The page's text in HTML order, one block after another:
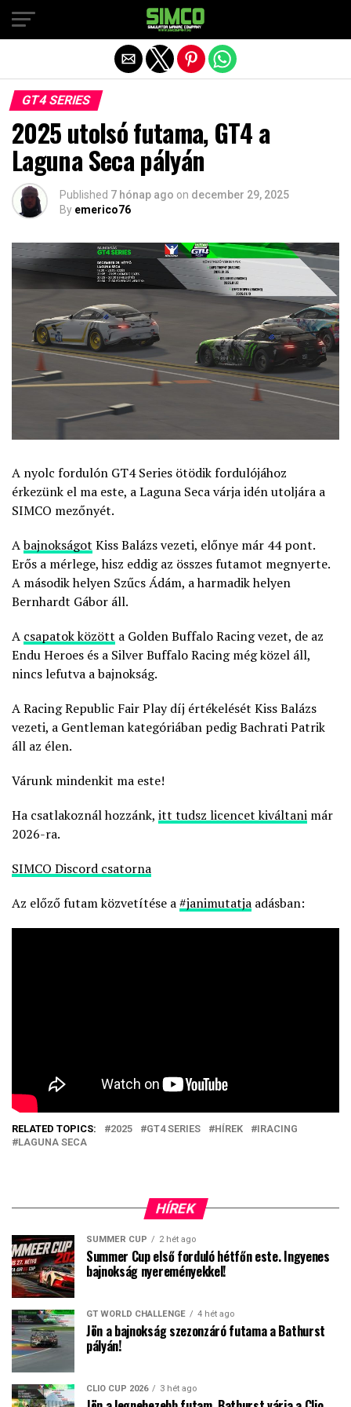
GT4 SERIES
2025 utolsó futama, GT4 a
Laguna Seca pályán
Published 7 hónap ago on december 29, 2025
By emerico76
A nyolc fordulón GT4 Series ötödik fordulójához
érkezünk el ma este, a Laguna Seca várja idén utoljára a
SIMCO mezőnyét.
Abajnokságot Kiss Balázs vezeti, előnye már 44 pont.
Erős a mérlege, hisz eddig az összes futamot megnyerte.
A második helyen Szűcs Ádám, a harmadik helyen
Bernhardt Gábor áll.
A csapatok között a Golden Buffalo Racing vezet, de az
Endu Heroes és a Silver Buffalo Racing még közel áll,
nincs lefutva a bajnokság.
A Racing Republic Fair Play díj értékelését Kiss Balázs
vezeti, a Gentleman kategóriában pedig Bachrati Patrik
áll az élen.
Várunk mindenkit ma este!
Ha csatlakoznál hozzánk, itt tudsz licencet kiváltani már
2026-ra.
SIMCO Discord csatorna
Az előző futam közvetítése a#janimutatja adásban:
RELATED TOPICS: 2025 GT4 SERIES HÍREK
IRACING
LAGUNA SECA
HÍREK
SUMMER CUP 2 hét ago
Summer Cup első forduló hétfőn este. Ingyenes
bajnokság nyereményekkel!
GT WORLD CHALLENGE 4 hét ago
Jön a bajnokság szezonzáró futama a Bathurst
pályán!
CLIO CUP 2026 3 hét ago
Exit mobile version